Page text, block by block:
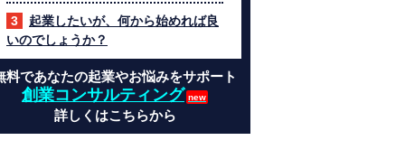
起業したいが、何から始めれば良
いのでしょうか？
料であなたの起業やお悩みをサポート
創業コンサルティング
詳しくはこちらから